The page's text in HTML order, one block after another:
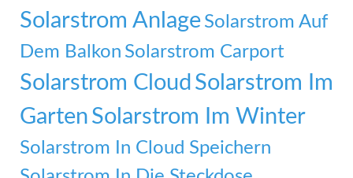
Solarstrom Anlage Solarstrom Auf
Dem Balkon Solarstrom Carport
Solarstrom Cloud Solarstrom Im
Garten Solarstrom Im Winter
Solarstrom In Cloud Speichern